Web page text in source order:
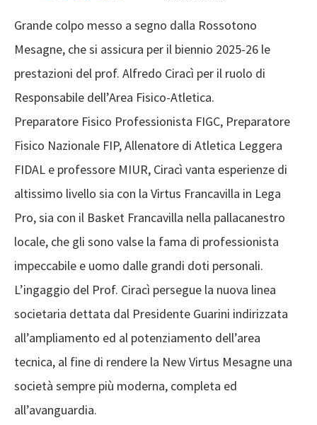
Grande colpo messo a segno dalla Rossotono
Mesagne, che si assicura per il biennio 2025-26 le
prestazioni del prof. Alfredo Ciracì per il ruolo di
Responsabile dell’Area Fisico-Atletica.
Preparatore Fisico Professionista FIGC, Preparatore
Fisico Nazionale FIP, Allenatore di Atletica Leggera
FIDAL e professore MIUR, Ciracì vanta esperienze di
altissimo livello sia con la Virtus Francavilla in Lega
Pro, sia con il Basket Francavilla nella pallacanestro
locale, che gli sono valse la fama di professionista
impeccabile e uomo dalle grandi doti personali.
L’ingaggio del Prof. Ciracì persegue la nuova linea
societaria dettata dal Presidente Guarini indirizzata
all’ampliamento ed al potenziamento dell’area
tecnica, al fine di rendere la New Virtus Mesagne una
società sempre più moderna, completa ed
all’avanguardia.